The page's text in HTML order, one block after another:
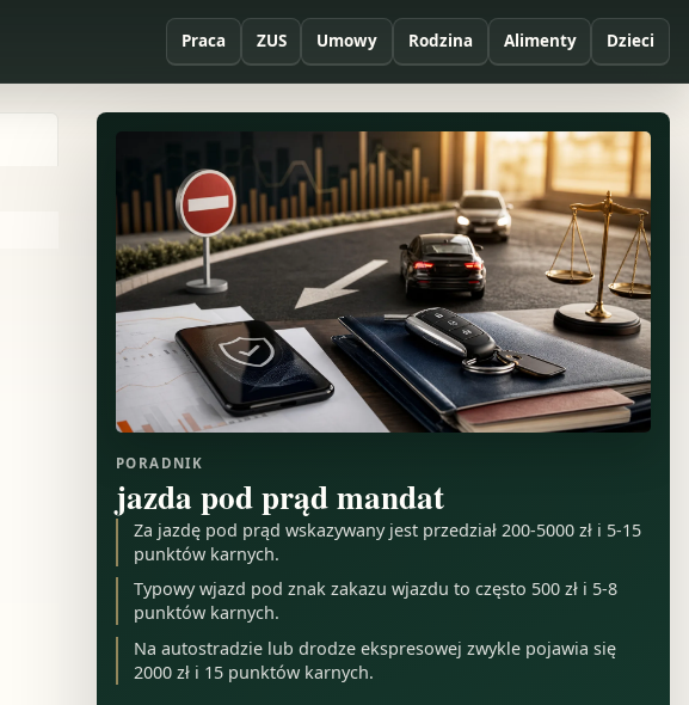
Praca ZUS Umowy Rodzina Alimenty Dzieci
PORADNIK
jazda pod prąd mandat
Za jazdę pod prąd wskazywany jest przedział 200-5000 zł i 5-15
punktów karnych.
Typowy wjazd pod znak zakazu wjazdu to często 500 zł i 5-8
punktów karnych.
Na autostradzie lub drodze ekspresowej zwykle pojawia się
2000 zł i 15 punktów karnych.